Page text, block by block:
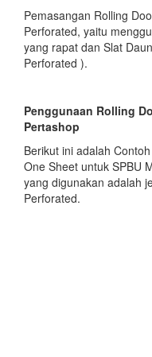
Pemasangan Rolling
Perforated, yaitu
yang rapat dan Slat
Perforated ).
Penggunaan Rolling
Pertashop
Berikut ini adalah
One Sheet untuk SPBU
yang digunakan adalah
Perforated.